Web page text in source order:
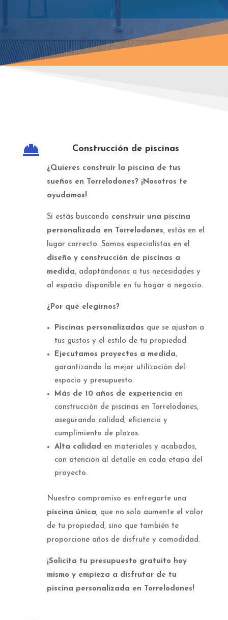
 Construcción de piscinas
¿Quieres construir la piscina de tus
sueños en Torrelodones? ¡Nosotros te
ayudamos!
Si estás buscando construir una piscina
personalizada en Torrelodones, estás en el
lugar correcto. Somos especialistas en el
diseño y construcción de piscinas a
medida, adaptándonos a tus necesidades y
al espacio disponible en tu hogar o negocio.
¿Por qué elegirnos?
Piscinas personalizadas que se ajustan a
tus gustos y el estilo de tu propiedad.
Ejecutamos proyectos a medida,
garantizando la mejor utilización del
espacio y presupuesto.
Más de 10 años de experiencia en
construcción de piscinas en Torrelodones,
asegurando calidad, eficiencia y
cumplimiento de plazos.
Alta calidad en materiales y acabados,
con atención al detalle en cada etapa del
proyecto.
Nuestro compromiso es entregarte una
piscina única, que no solo aumente el valor
de tu propiedad, sino que también te
proporcione años de disfrute y comodidad.
¡Solicita tu presupuesto gratuito hoy
mismo y empieza a disfrutar de tu
piscina personalizada en Torrelodones!